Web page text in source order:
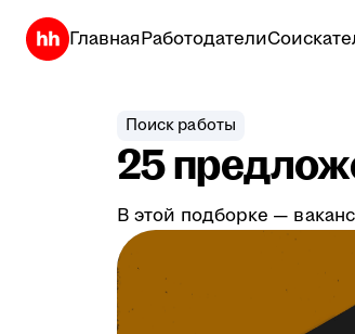
ГлавнаяРаботодатели
Поиск работы
25
В этой подборке —